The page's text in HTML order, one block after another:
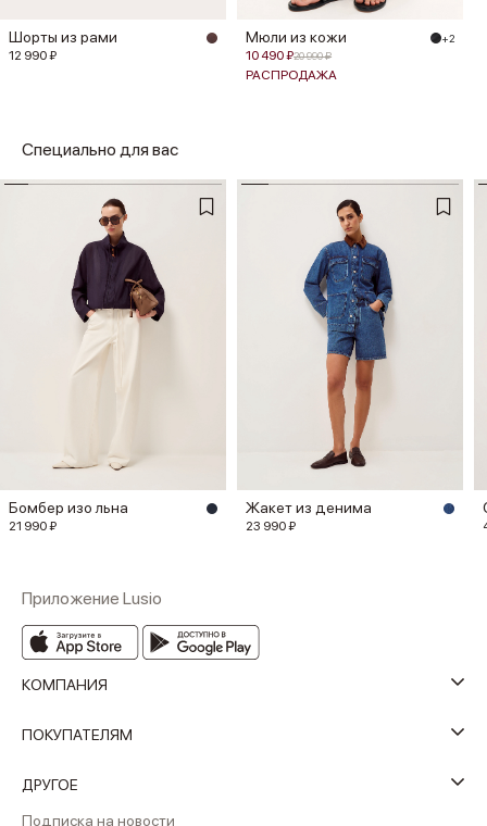
Шорты из рами
12 990 ₽
Мюли из кожи +2
10 490 ₽20 990 ₽
РАСПРОДАЖА
Специально для вас
Бомбер изо льна
21 990 ₽
Жакет из денима
23 990 ₽
Приложение Lusio
КОМПАНИЯ
ПОКУПАТЕЛЯМ
ДРУГОЕ
Подписка на новости